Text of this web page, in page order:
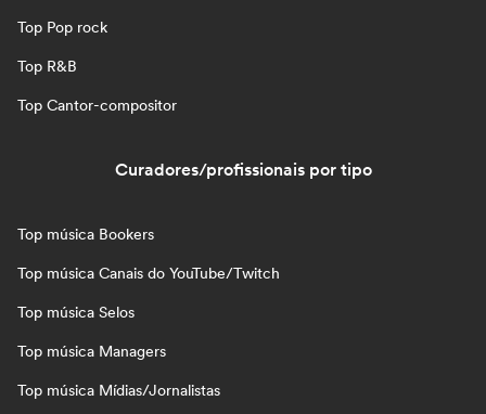
Top Pop rock
Top R&B
Top Cantor-compositor
Curadores/profissionais por tipo
Top música Bookers
Top música Canais do YouTube/Twitch
Top música Selos
Top música Managers
Top música Mídias/Jornalistas